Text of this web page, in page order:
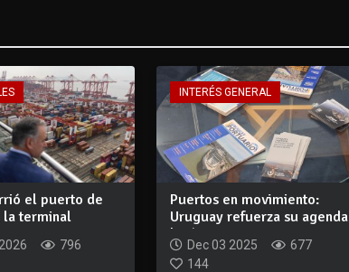
el puerto de
la terminal
796
INTERÉS GENERAL
Puertos en movimiento:
Uruguay refuerza su agenda
logística...
Dec 03 2025
677
144